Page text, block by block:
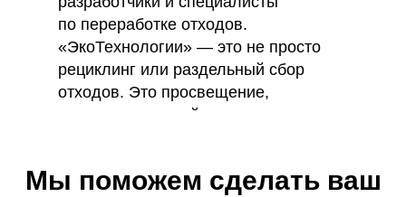
по переработке отходов.
«ЭкоТехнологии» — это не просто
рециклинг или раздельный сбор
отходов. Это просвещение,
инновации и устойчивое развитие.
Мы поможем сделать ваш